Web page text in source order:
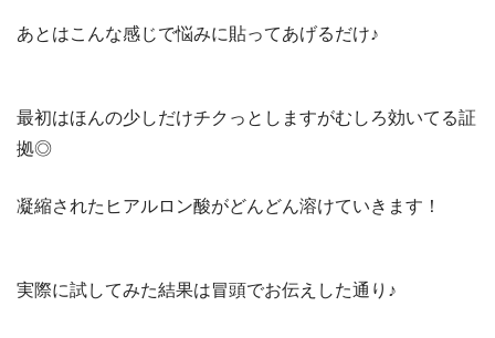
あとはこんな感じで悩みに貼ってあげるだけ♪
最初はほんの少しだけチクっとしますがむしろ効いてる証
拠◎
凝縮されたヒアルロン酸がどんどん溶けていきます！
実際に試してみた結果は冒頭でお伝えした通り♪